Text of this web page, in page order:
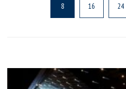
8 16 24